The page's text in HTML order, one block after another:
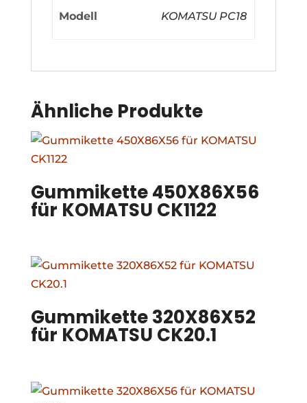
Modell KOMATSU PC18
Ähnliche Produkte
Gummikette 450X86X56
für KOMATSU CK1122
Gummikette 320X86X52
für KOMATSU CK20.1